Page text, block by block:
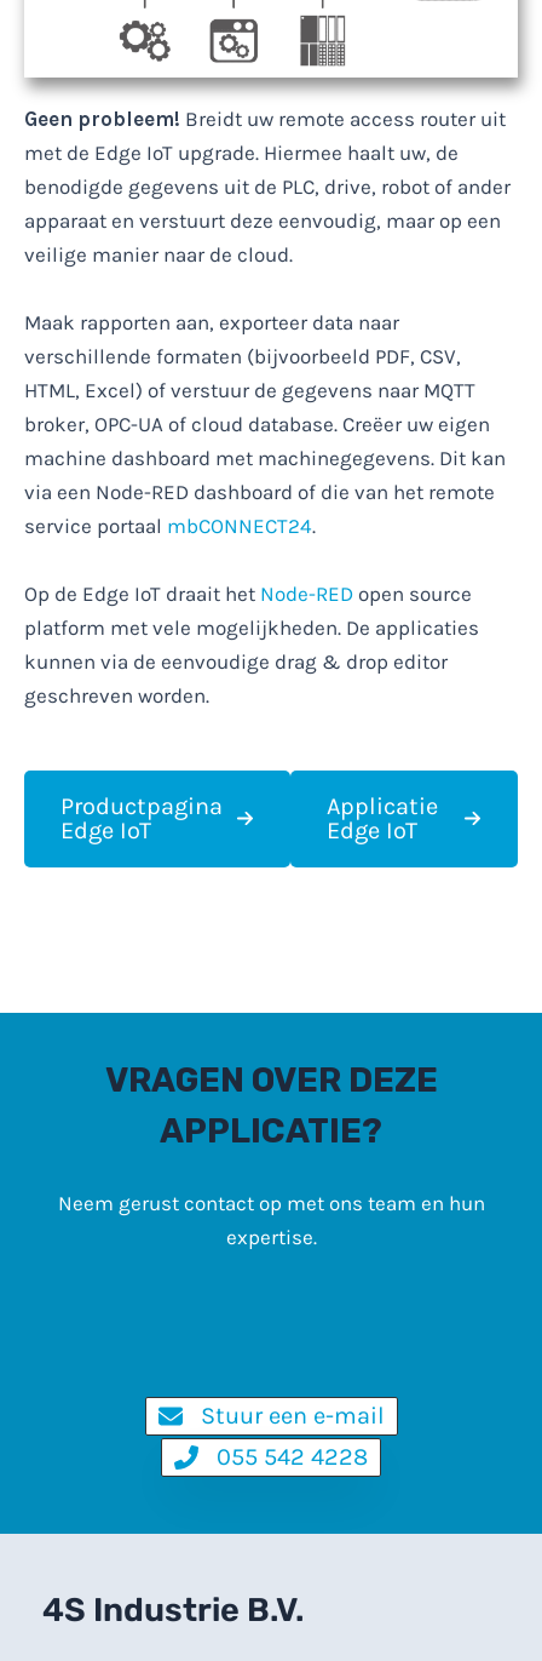
Geen probleem! Breidt uw remote access router uit
met de Edge IoT upgrade. Hiermee haalt uw, de
benodigde gegevens uit de PLC, drive, robot of ander
apparaat en verstuurt deze eenvoudig, maar op een
veilige manier naar de cloud.
Maak rapporten aan, exporteer data naar
verschillende formaten (bijvoorbeeld PDF, CSV,
HTML, Excel) of verstuur de gegevens naar MQTT
broker, OPC-UA of cloud database. Creëer uw eigen
machine dashboard met machinegegevens. Dit kan
via een Node-RED dashboard of die van het remote
service portaal mbCONNECT24.
Op de Edge IoT draait het Node-RED open source
platform met vele mogelijkheden. De applicaties
kunnen via de eenvoudige drag & drop editor
geschreven worden.
Productpagina
Edge IoT
Applicatie
Edge IoT
VRAGEN OVER DEZE
APPLICATIE?
Neem gerust contact op met ons team en hun
expertise.
Stuur een e-mail
055 542 4228
4S Industrie B.V.